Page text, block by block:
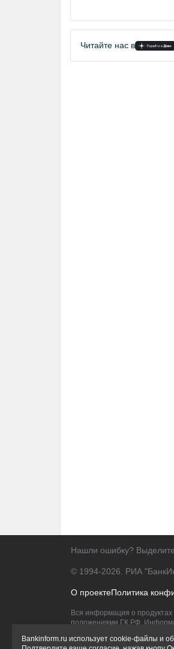
Читайте нас в
Нашли ошибку?
© 1994-2026. РИА
О проектеПолитика
Вся информация о
положениями ГК РФ.
Bankinform.ru использует cookie-файлы и